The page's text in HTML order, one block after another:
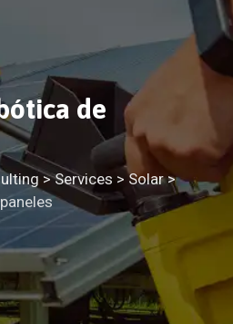
de
>Services >Solar>